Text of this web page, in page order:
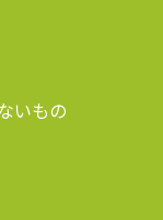
いもの